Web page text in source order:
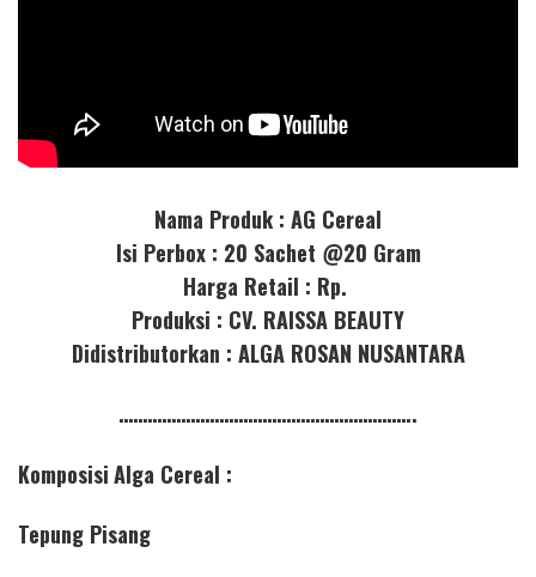
Nama Produk : AG Cereal
Isi Perbox : 20 Sachet @20 Gram
Harga Retail : Rp.
Produksi : CV. RAISSA BEAUTY
Didistributorkan : ALGA ROSAN NUSANTARA
……………………………………………………..
KomposisiAlga Cereal :
Tepung Pisang